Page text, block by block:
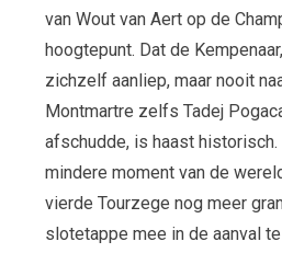
van Wout van Aert op de
hoogtepunt. Dat de
zichzelf aanliep, maar nooit
Montmartre zelfs Tadej
afschudde, is haast
mindere moment van de
vierde Tourzege nog meer
slotetappe mee in de aanval te